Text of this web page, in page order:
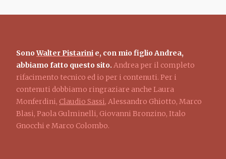
SonoWalter Pistarini e, con mio figlio Andrea,
abbiamo fatto questo sito. Andrea per il completo
rifacimento tecnico ed io per i contenuti. Per i
contenuti dobbiamo ringraziare anche Laura
Monferdini, Claudio Sassi, Alessandro Ghiotto, Marco
Blasi, Paola Gulminelli, Giovanni Bronzino, Italo
Gnocchi e Marco Colombo.